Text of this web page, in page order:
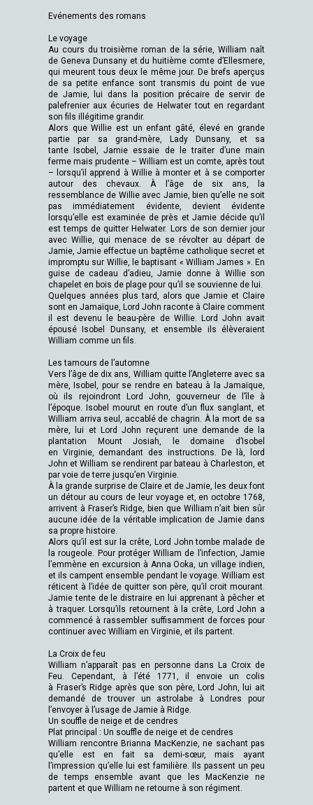
Evénements des romans
Le voyage
Au cours du troisième roman de la série, William naît
de Geneva Dunsany et du huitième comte d’Ellesmere,
qui meurent tous deux le même jour. De brefs aperçus
de sa petite enfance sont transmis du point de vue
de Jamie, lui dans la position précaire de servir de
palefrenier aux écuries de Helwater tout en regardant
son fils illégitime grandir.
Alors que Willie est un enfant gâté, élevé en grande
partie par sa grand-mère, Lady Dunsany, et sa
tante Isobel, Jamie essaie de le traiter d’une main
ferme mais prudente – William est un comte, après tout
– lorsqu’il apprend à Willie à monter et à se comporter
autour des chevaux. À l’âge de six ans, la
ressemblance de Willie avec Jamie, bien qu’elle ne soit
pas immédiatement évidente, devient évidente
lorsqu’elle est examinée de près et Jamie décide qu’il
est temps de quitter Helwater. Lors de son dernier jour
avec Willie, qui menace de se révolter au départ de
Jamie, Jamie effectue un baptême catholique secret et
impromptu sur Willie, le baptisant « William James ». En
guise de cadeau d’adieu, Jamie donne à Willie son
chapelet en bois de plage pour qu’il se souvienne de lui.
Quelques années plus tard, alors que Jamie et Claire
sont en Jamaïque, Lord John raconte à Claire comment
il est devenu le beau-père de Willie. Lord John avait
épousé Isobel Dunsany, et ensemble ils élèveraient
William comme un fils.
Les tamours de l’automne
Vers l’âge de dix ans, William quitte l’Angleterre avec sa
mère, Isobel, pour se rendre en bateau à la Jamaïque,
où ils rejoindront Lord John, gouverneur de l’île à
l’époque. Isobel mourut en route d’un flux sanglant, et
William arriva seul, accablé de chagrin. À la mort de sa
mère, lui et Lord John reçurent une demande de la
plantation Mount Josiah, le domaine d’Isobel
en Virginie, demandant des instructions. De là, lord
John et William se rendirent par bateau à Charleston, et
par voie de terre jusqu’en Virginie.
À la grande surprise de Claire et de Jamie, les deux font
un détour au cours de leur voyage et, en octobre 1768,
arrivent à Fraser’s Ridge, bien que William n’ait bien sûr
aucune idée de la véritable implication de Jamie dans
sa propre histoire.
Alors qu’il est sur la crête, Lord John tombe malade de
la rougeole. Pour protéger William de l’infection, Jamie
l’emmène en excursion à Anna Ooka, un village indien,
et ils campent ensemble pendant le voyage. William est
réticent à l’idée de quitter son père, qu’il croit mourant.
Jamie tente de le distraire en lui apprenant à pêcher et
à traquer. Lorsqu’ils retournent à la crête, Lord John a
commencé à rassembler suffisamment de forces pour
continuer avec William en Virginie, et ils partent.
La Croix de feu
William n’apparaît pas en personne dans La Croix de
Feu. Cependant, à l’été 1771, il envoie un colis
à Fraser’s Ridge après que son père, Lord John, lui ait
demandé de trouver un astrolabe à Londres pour
l’envoyer à l’usage de Jamie à Ridge.
Un souffle de neige et de cendres
Plat principal : Un souffle de neige et de cendres
William rencontre Brianna MacKenzie, ne sachant pas
qu’elle est en fait sa demi-sœur, mais ayant
l’impression qu’elle lui est familière. Ils passent un peu
de temps ensemble avant que les MacKenzie ne
partent et que William ne retourne à son régiment.